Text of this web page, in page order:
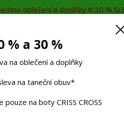
oblečení a doplňky !!! 30 %
Rádi Vám poradíme
% a 30 %
na oblečení a doplňky
na taneční obuv*
na boty CRISS CROSS